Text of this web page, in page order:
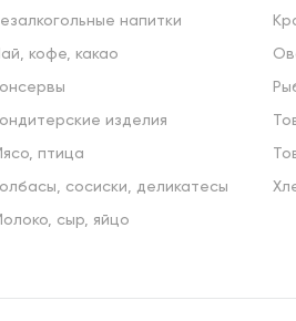
напитки
кофе, какао
изделия
птица
сосиски, деликатесы
сыр, яйцо